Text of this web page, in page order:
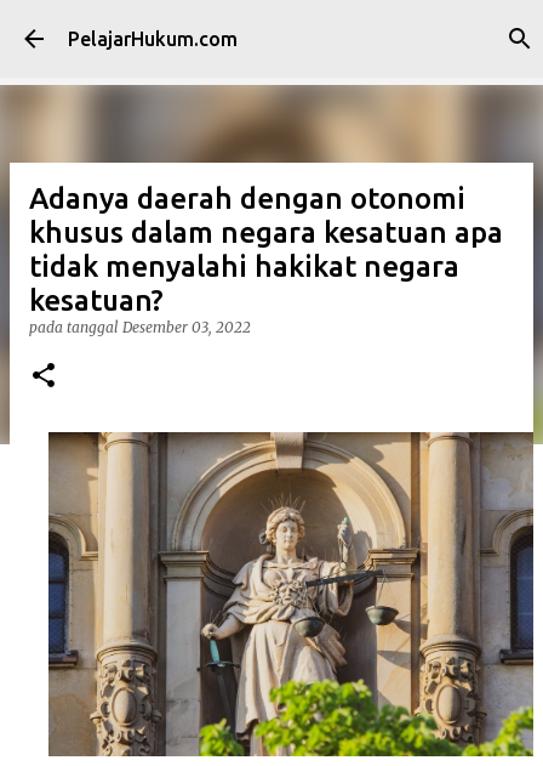
PelajarHukum.com
Adanya daerah dengan otonomi
khusus dalam negara kesatuan apa
tidak menyalahi hakikat negara
kesatuan?
pada tanggal Desember 03, 2022